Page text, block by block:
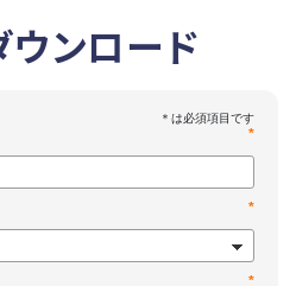
ンロード
*
*
*